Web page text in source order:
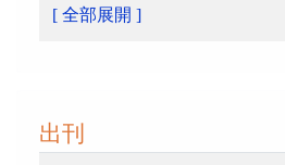
[ 全部展開 ]
出刊